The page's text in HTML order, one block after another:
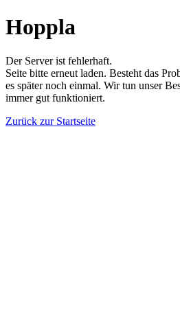
Hoppla
Der Server ist fehlerhaft.
Seite bitte erneut laden. Besteht das
es später noch einmal. Wir tun unser
immer gut funktioniert.
Zurück zur Startseite